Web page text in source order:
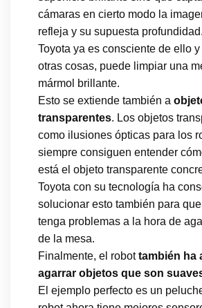
cámaras en cierto modo la
refleja y su supuesta
Toyota ya es consciente de ello
otras cosas, puede limpiar una
mármol brillante.
Esto se extiende también a
transparentes. Los objetos
como ilusiones ópticas para los
siempre consiguen entender
está el objeto transparente
Toyota con su tecnología ha
solucionar esto también para
tenga problemas a la hora de
de la mesa.
Finalmente, el robottambién ha
agarrar objetos que son
El ejemplo perfecto es un